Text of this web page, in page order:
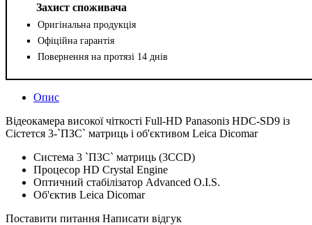
Захист споживача
Оригінальна продукція
Офіційна гарантія
Повернення на протязі 14 днів
Опис
Відеокамера високої чіткості Full-HD Panasoniз HDC-SD9 із
Сістется 3-`ПЗС` матриць і об'єктивом Leica Dicomar
Система 3 `ПЗС` матриць (3CCD)
Процесор HD Crystal Engine
Оптичний стабілізатор Advanced O.I.S.
Об'єктив Leica Dicomar
Поставити питання Написати відгук